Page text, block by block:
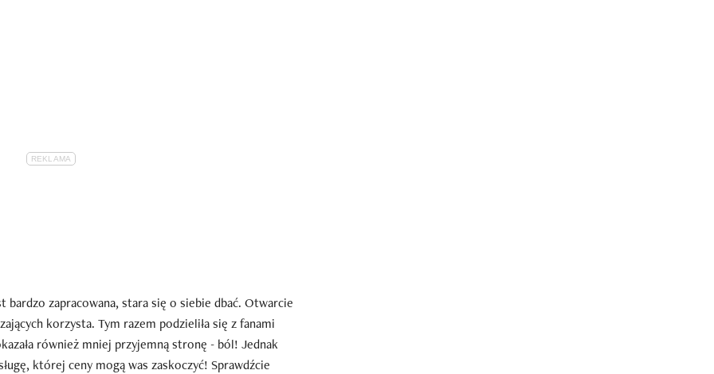
bardzo zapracowana, stara się o siebie dbać. Otwarcie
korzysta. Tym razem podzieliła się z fanami
również mniej przyjemną stronę - ból! Jednak
której ceny mogą was zaskoczyć! Sprawdźcie